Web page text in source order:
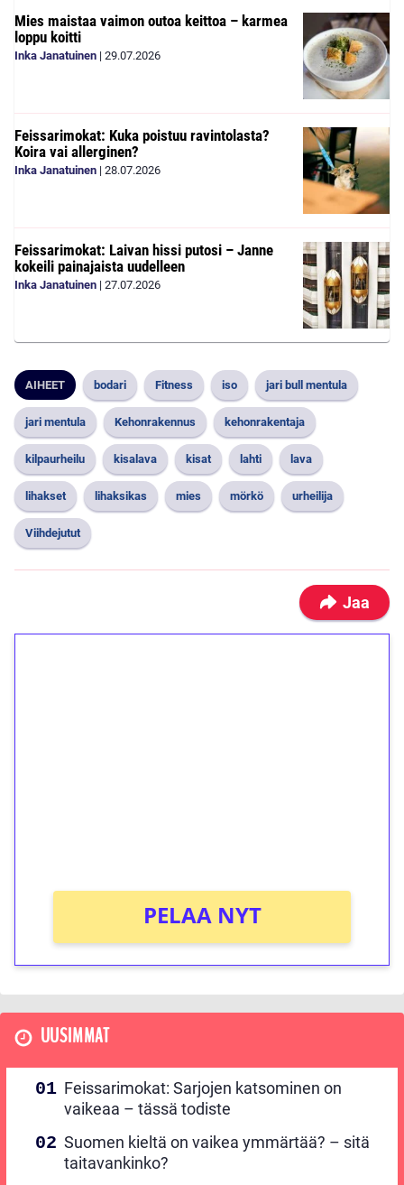
Mies maistaa vaimon outoa keittoa – karmea
loppu koitti
Inka Janatuinen | 29.07.2026
Feissarimokat: Kuka poistuu ravintolasta?
Koira vai allerginen?
Inka Janatuinen | 28.07.2026
Feissarimokat: Laivan hissi putosi – Janne
kokeili painajaista uudelleen
Inka Janatuinen | 27.07.2026
AIHEET bodari Fitness iso jari bull mentula
jari mentula Kehonrakennus kehonrakentaja
kilpaurheilu kisalava kisat lahti lava
lihakset lihaksikas mies mörkö urheilija
Viihdejutut
Jaa
PELAA NYT
UUSIMMAT
Feissarimokat: Sarjojen katsominen on
vaikeaa – tässä todiste
Suomen kieltä on vaikea ymmärtää? – sitä
taitavankinko?